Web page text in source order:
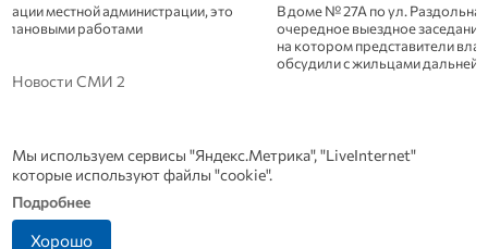
В доме № 27А по ул. Раздольная состоялось
очередное выездное заседание рабочей группы,
на котором представители власти и строители
обсудили с жильцами дальнейший план работ
Орловский
материально-
Новости СМИ 2
Мы используем сервисы "Яндекс.Метрика", "LiveInternet"
которые используют файлы "cookie".
Подробнее
Хорошо